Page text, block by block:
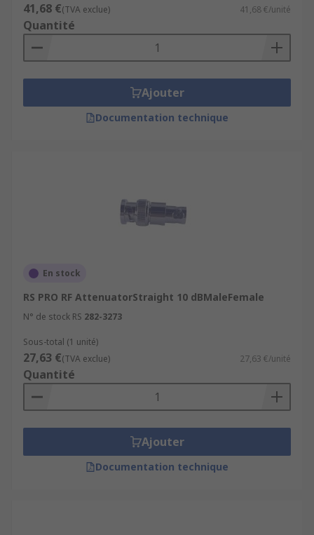
41,68 €(TVA exclue) 41,68 €/unité
Quantité
Ajouter
Documentation technique
En stock
RS PRO RF AttenuatorStraight 10 dBMaleFemale
N° de stock RS 282-3273
Sous-total (1 unité)
27,63 €(TVA exclue) 27,63 €/unité
Quantité
Ajouter
Documentation technique